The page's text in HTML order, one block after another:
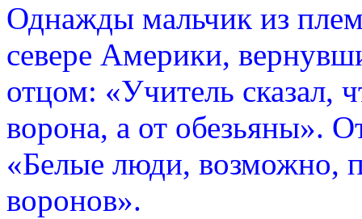
Однажды мальчик из
севере Америки,
отцом: «Учитель сказал,
ворона, а от обезьяны».
«Белые люди, возможно,
воронов».